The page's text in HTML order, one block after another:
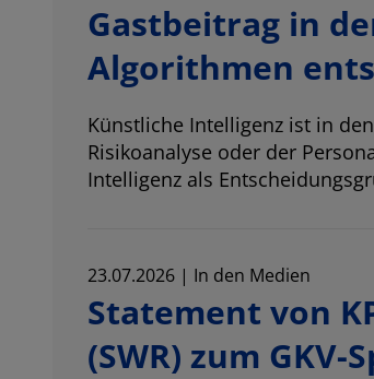
Gastbeitrag in
Algorithmen
Künstliche Intelligenz ist in
Risikoanalyse oder der
Intelligenz als
23.07.2026 | In den Medien
Statement von
(SWR) zum GKV-